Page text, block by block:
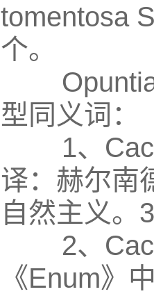
tomentosa
个。
型同义词：
1、
译：赫尔南
自然主义。
2、
《Enum》